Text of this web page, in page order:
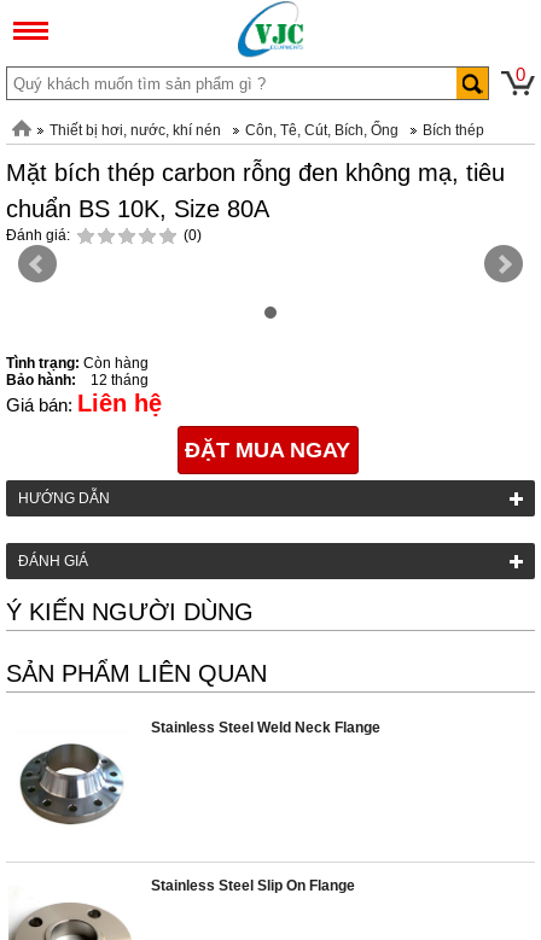
0
Thiết bị hơi, nước, khí nén Côn, Tê, Cút, Bích, Ống Bích thép
Mặt bích thép carbon rỗng đen không mạ, tiêu
chuẩn BS 10K, Size 80A
Đánh giá: (0)
Tình trạng: Còn hàng
Bảo hành:
12 tháng
Giá bán: Liên hệ
ĐẶT MUA NGAY
HƯỚNG DẪN
ĐÁNH GIÁ
Ý KIẾN NGƯỜI DÙNG
SẢN PHẨM LIÊN QUAN
Stainless Steel Weld Neck Flange
Stainless Steel Slip On Flange